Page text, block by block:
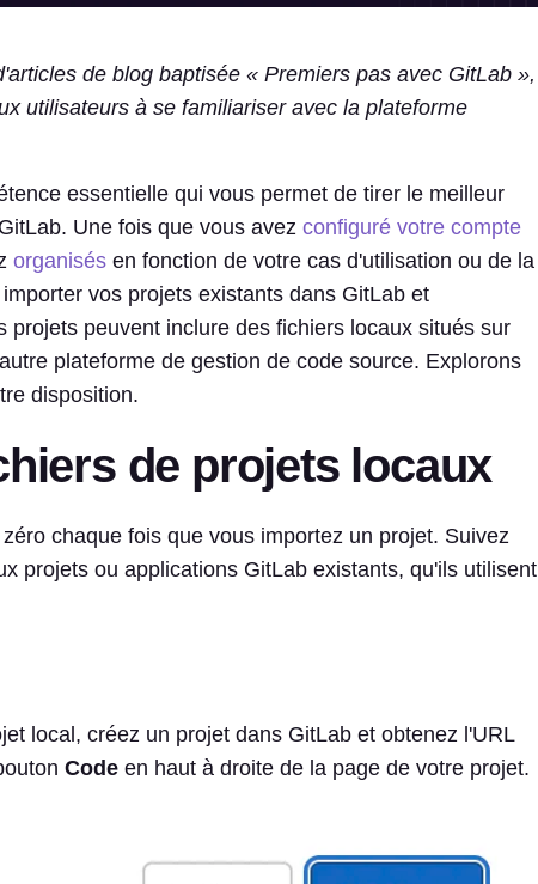
de blog baptisée « Premiers pas avec GitLab »,
utilisateurs à se familiariser avec la plateforme
essentielle qui vous permet de tirer le meilleur
Une fois que vous avez configuré votre compte
organisésen fonction de votre cas d'utilisation ou de la
vos projets existants dans GitLab et
peuvent inclure des fichiers locaux situés sur
plateforme de gestion de code source. Explorons
disposition.
de projets locaux
chaque fois que vous importez un projet. Suivez
projets ou applications GitLab existants, qu'ils utilisent
local, créez un projet dans GitLab et obtenez l'URL
Codeen haut à droite de la page de votre projet.